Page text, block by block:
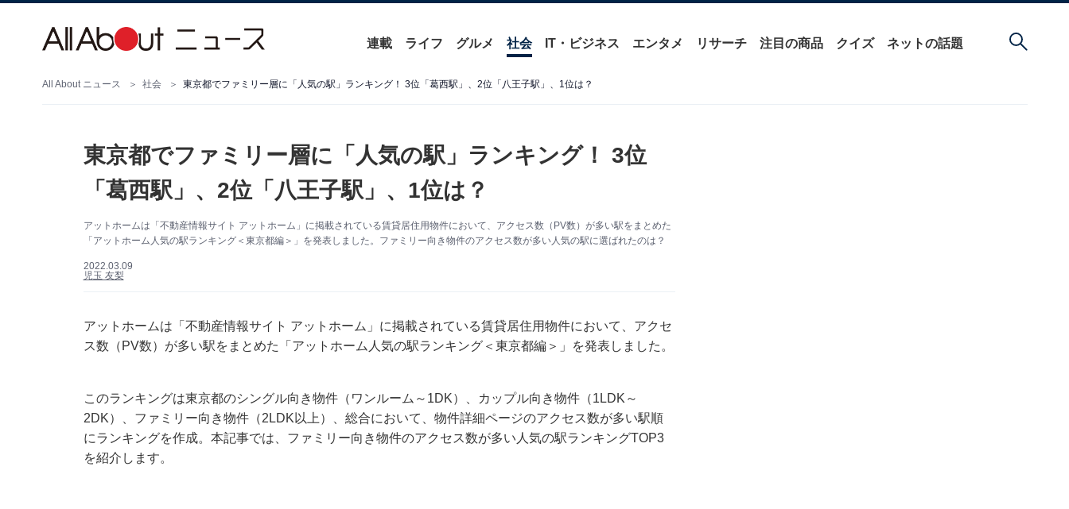
連載 ライフ グルメ 社会 IT・ビジネス エンタメ リサーチ 注目の商品 クイズ ネットの話題
All About ニュース 社会 東京都でファミリー層に「人気の駅」ランキング！ 3位「葛西駅」、2位「八王子駅」、1位は？
東京都でファミリー層に「人気の駅」ランキング！ 3位
「葛西駅」、2位「八王子駅」、1位は？
アットホームは「不動産情報サイト アットホーム」に掲載されている賃貸居住用物件において、アクセス数（PV数）が多い駅をまとめた
「アットホーム人気の駅ランキング＜東京都編＞」を発表しました。ファミリー向き物件のアクセス数が多い人気の駅に選ばれたのは？
2022.03.09
児玉 友梨
アットホームは「不動産情報サイト アットホーム」に掲載されている賃貸居住用物件において、アクセ
ス数（PV数）が多い駅をまとめた「アットホーム人気の駅ランキング＜東京都編＞」を発表しました。
このランキングは東京都のシングル向き物件（ワンルーム～1DK）、カップル向き物件（1LDK～
2DK）、ファミリー向き物件（2LDK以上）、総合において、物件詳細ページのアクセス数が多い駅順
にランキングを作成。本記事では、ファミリー向き物件のアクセス数が多い人気の駅ランキングTOP3
を紹介します。